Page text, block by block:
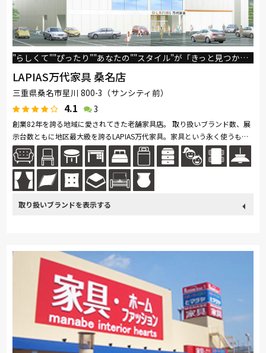
"らしくて""ぴったり""あなたの""スタイル"が「きっと見つかる」お店
LAPIAS万代家具 桑名店
三重県桑名市星川 800-3（サンシティ前）
4.1 3
創業82年を誇る地域に愛されてきた老舗家具店。 取り扱いブランド数、展
示台数ともに地区最大級を誇るLAPIAS万代家具。家具という永く使うもの
だからこそ、お客様に安心して頂けるように専門のスタッフが親切丁寧に...
続きを読む
SIMMONS 日本ベッド 綾野製作所 ドリームベッド
Serta TEMPUR Stressless
サンゲツ PARAMOUNT BED イバタインテリア シラカワ
MARUICHI